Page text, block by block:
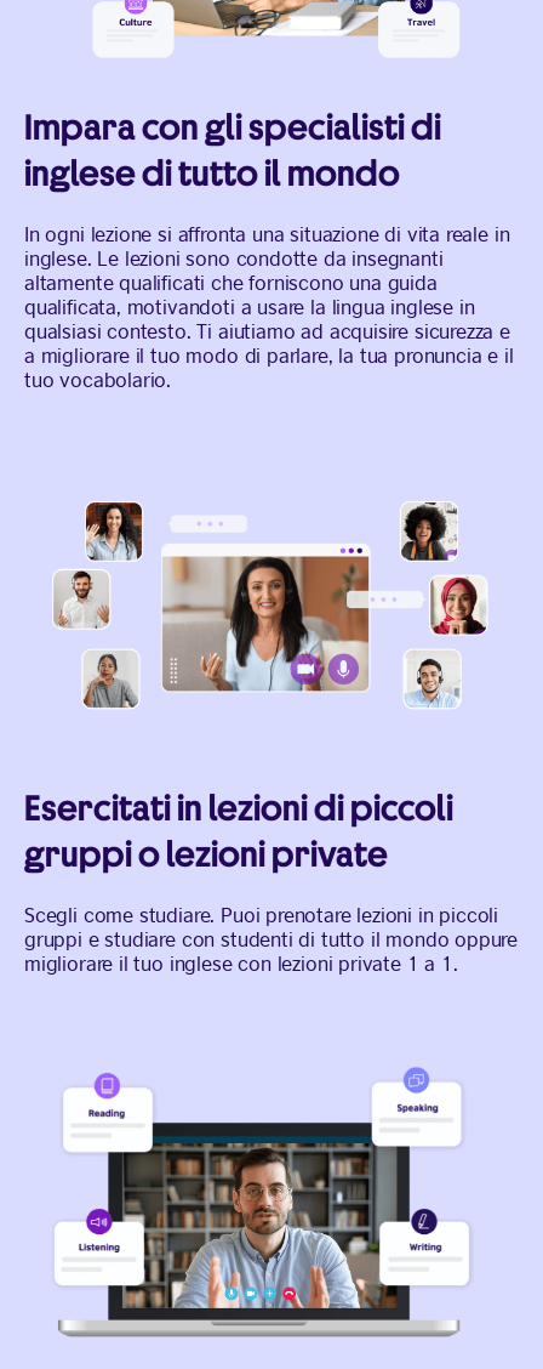
Impara con gli specialisti di
inglese di tutto il mondo
In ogni lezione si affronta una situazione di vita reale in
inglese. Le lezioni sono condotte da insegnanti
altamente qualificati che forniscono una guida
qualificata, motivandoti a usare la lingua inglese in
qualsiasi contesto. Ti aiutiamo ad acquisire sicurezza e
a migliorare il tuo modo di parlare, la tua pronuncia e il
tuo vocabolario.
Esercitati in lezioni di piccoli
gruppi o lezioni private
Scegli come studiare. Puoi prenotare lezioni in piccoli
gruppi e studiare con studenti di tutto il mondo oppure
migliorare il tuo inglese con lezioni private 1 a 1.